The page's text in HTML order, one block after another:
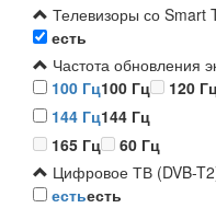
Телевизоры со Smart
есть
Частота обновления
100 Гц100 Гц
120
144 Гц144 Гц
165 Гц
60 Гц
Цифровое ТВ (DVB-
естьесть